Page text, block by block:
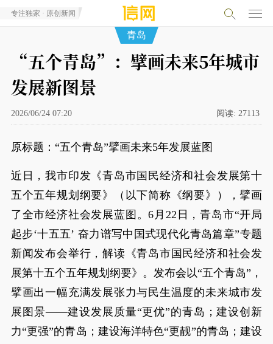
专注独家 · 原创新闻
青岛
“五个青岛”：擘画未来5年城市
发展新图景
2026/06/24 07:20 阅读: 27113
原标题：“五个青岛”擘画未来5年发展蓝图
近日，我市印发《青岛市国民经济和社会发展第十
五个五年规划纲要》（以下简称《纲要》），擘画
了全市经济社会发展蓝图。6月22日，青岛市“开局
起步‘十五五’ 奋力谱写中国式现代化青岛篇章”专题
新闻发布会举行，解读《青岛市国民经济和社会发
展第十五个五年规划纲要》。发布会以“五个青岛”，
擘画出一幅充满发展张力与民生温度的未来城市发
展图景——建设发展质量“更优”的青岛；建设创新
力“更强”的青岛；建设海洋特色“更靓”的青岛；建设